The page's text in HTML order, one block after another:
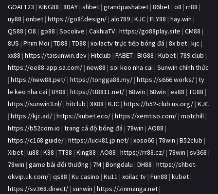
GOAL123 | KING88 | 8DAY | shbet | grandpashabet | 86bet | o8 | rr88 |
uy88 | onbet | https://go8f.design/ | alo789 | KJC | FLY88 | hay.win |
QS88 | O8 | go88 | Socolive | CakhiaTV | https://go88play.site | CM88 |
8US | Phim Moi | TD88 | TD88 | xoilactv trực tiếp bóng đá | 8x bet | kjc |
xx88 | https://taisunwin.dev | Hitclub | FABET | BIG88 | Kubet | 789 club |
https://ee88-app.sa.com/ | new88 | soi keo nha cai | Sunwin chính thức
| https://new88.pet/ | https://tongga88.my/ | https://s666.works/ | ty
le keo nha cai | UY88 | https://tt8811.net/ | 68win | 68win | ea88 | TG88 |
https://sunwin3.nl/ | hitclub | XX88 | KJC | https://b52-club.us.org/ | KJC
| https://kjc.ad/ | https://kubet.eco/ | https://xemtiso.com/ | motchill |
https://b52com.io | trang cá độ bóng đá | 78win | AO88 |
https://c168.guide/ | https://luck81.jp.net/ | xoso66 | 78win | B52club |
Xibet | lu88 | K88 | TT88 | King88 | AO88 | https://rr88.cz/ | 78win | sv368 |
78win | game bài đổi thưởng | 7M | Bongdalu | DH88 | https://shbet-
okvip.uk.com/ | qs88 | Ku casino | Ku11 | xoilac tv | Fun88 | kubet |
https://sv368.direct/ | sunwin | https://zinmanga.net |